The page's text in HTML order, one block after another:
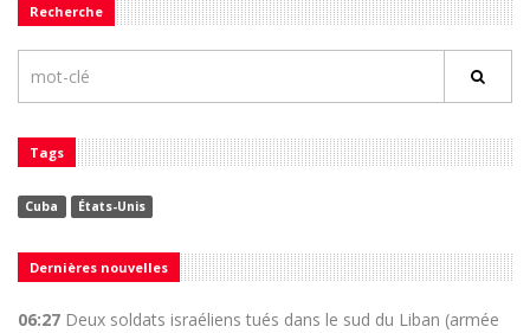
Recherche
Tags
Cuba États-Unis
Dernières nouvelles
06:27 Deux soldats israéliens tués dans le sud du Liban (armée